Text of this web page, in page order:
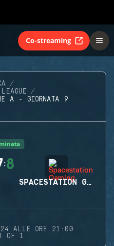
Co-streaming
A - GIORNATA 9
:8
SPACESTATION GAMING
ALLE ORE 21:00
OF 1